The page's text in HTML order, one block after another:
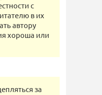
с
в их
автору
хороша или
за